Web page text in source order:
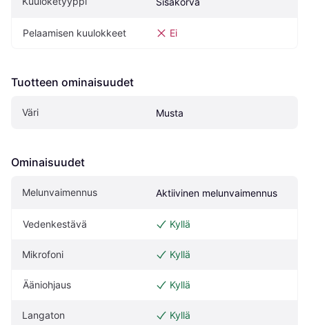
Pelaamisen kuulokkeet Ei
Tuotteen ominaisuudet
Väri Musta
Ominaisuudet
Melunvaimennus Aktiivinen melunvaimennus
Vedenkestävä Kyllä
Mikrofoni Kyllä
Ääniohjaus Kyllä
Langaton Kyllä